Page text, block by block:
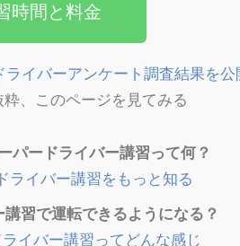
時間と料金
イバーアンケート調査結果を公
、このページを見てみる
パードライバー講習って何？
ライバー講習をもっと知る
習で運転できるようになる？
イバー講習ってどんな感じ